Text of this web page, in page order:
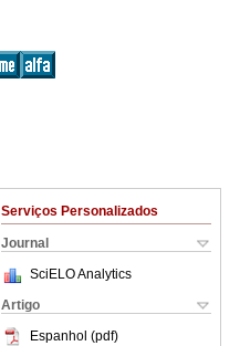
Serviços Personalizados
Journal
SciELO Analytics
Artigo
Espanhol (pdf)